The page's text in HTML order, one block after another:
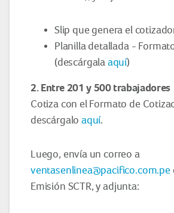
Slip que genera el
Planilla detallada -
(descárgala aquí)
2. Entre 201 y 500 trabajadores
Cotiza con el Formato de
descárgaloaquí.
Luego, envía un correo a
ventasenlinea@pacifico.com.pe
Emisión SCTR, y adjunta: